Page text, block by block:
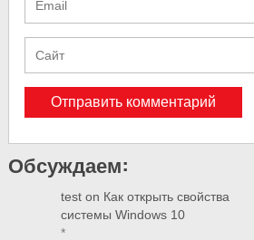
Обсуждаем:
test on Как открыть свойства
системы Windows 10
*